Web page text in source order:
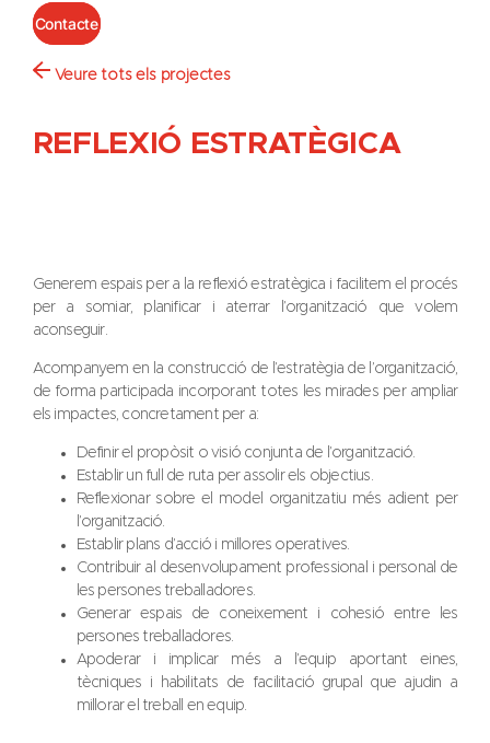
Contacte
Veure tots els projectes
REFLEXIÓ ESTRATÈGICA
Generem espais per a la reflexió estratègica i facilitem el procés
per a somiar, planificar i aterrar l’organització que volem
aconseguir.
Acompanyem en la construcció de l’estratègia de l’organització,
de forma participada incorporant totes les mirades per ampliar
els impactes, concretament per a:
Definir el propòsit o visió conjunta de l’organització.
Establir un full de ruta per assolir els objectius.
Reflexionar sobre el model organitzatiu més adient per
l’organització.
Establir plans d’acció i millores operatives.
Contribuir al desenvolupament professional i personal de
les persones treballadores.
Generar espais de coneixement i cohesió entre les
persones treballadores.
Apoderar i implicar més a l’equip aportant eines,
tècniques i habilitats de facilitació grupal que ajudin a
millorar el treball en equip.